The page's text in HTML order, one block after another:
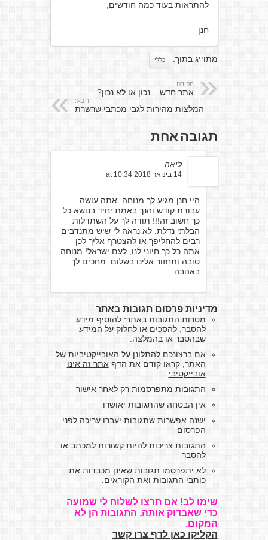
להתראות בעוד כמה חודשים,
חנן
מתוייג בתוך: כללי
הקודם:
אתר חדש – נכון או לא נכון?
הבא:
המלצות מהירות לגבי מכתבי שרשרת
תגובה אחת
ליאה
14 בינואר 2018 at 10:34
היי חנן מגיע לך מנוחה. אתה עושה
עבודת קודש והנך באמת יחיד בנושא כל
כך חשוב זה!!! תודה לך על השתדלות
הבלתי נדלת. לא נראה לי שיש מתנדבים
רבים להחליפך או להצטרף אליך לכן
אתה כל כך חיוני לנו, לעם ישראל! מנוחה
טובה ותחזור אלינו בשלום. מחכים לך
באהבה.
מדיניות פרסום תגובות באתר
מטרות התגובות באתר: להוסיף מידע
להסבר, להסכים או לחלוק על המידע
שבהסבר או בהמלצה.
אם ברצונכם להתלונן על האובייקטיביות של
האתר, קראו קודם את הדףאתר זה אינו
אובייקטיבי
התגובות מתפרסמות רק לאחר אישור
אין הבטחה שהתגובות יאושרו
ישנה אפשרות שתגובות יעברו עריכה לפני
הפרסום
התגובות צריכות להיות קשורות למכתב או
להסבר
לא יתפרסמו תגובות שאינן מכבדות את
כותבי התגובות ואת הקוראים.
שימו לב! אם תרצו לשלוח לי שמועה
כדי שאבדוק אותה, התגובות הן לא
המקום.
הקליקו כאן לדף צרו קשר